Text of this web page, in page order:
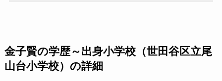
金子賢の学歴～出身小学校（世田谷区立尾
山台小学校）の詳細